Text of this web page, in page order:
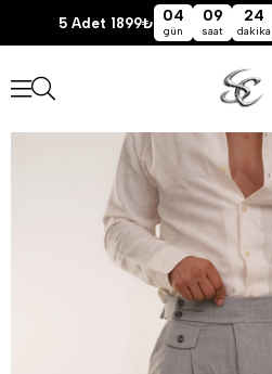
5 Adet 1899₺ 04
gün
09
saat
24
dakika